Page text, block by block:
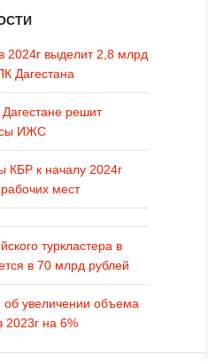
2024г выделит 2,8 млрд
Дагестана
решит
ИЖС
КБР к началу 2024г
мест
туркластера в
в 70 млрд рублей
об увеличении объема
2023г на 6%